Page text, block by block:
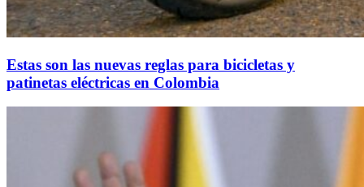
Estas son las nuevas reglas para bicicletas y
patinetas eléctricas en Colombia